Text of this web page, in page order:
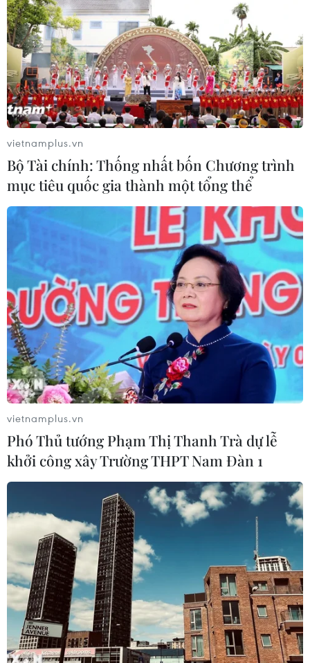
vietnamplus.vn
Bộ Tài chính: Thống nhất bốn Chương trình
mục tiêu quốc gia thành một tổng thể
vietnamplus.vn
Phó Thủ tướng Phạm Thị Thanh Trà dự lễ
khởi công xây Trường THPT Nam Đàn 1